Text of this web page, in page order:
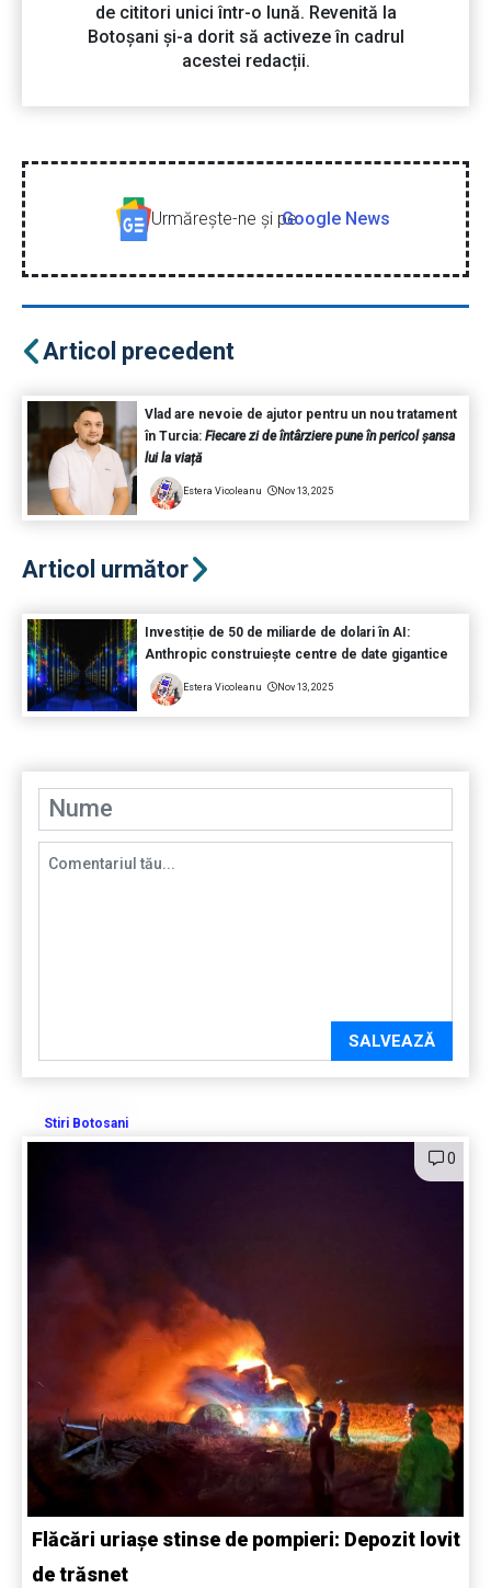
de cititori unici într-o lună. Revenită la
Botoșani și-a dorit să activeze în cadrul
acestei redacții.
Urmăreşte-ne şi peGoogle News
Articol precedent
Vlad are nevoie de ajutor pentru un nou tratament
în Turcia: Fiecare zi de întârziere pune în pericol șansa
lui la viață
Estera Vicoleanu Nov 13, 2025
Articol următor
Investiție de 50 de miliarde de dolari în AI:
Anthropic construiește centre de date gigantice
Estera Vicoleanu Nov 13, 2025
SALVEAZĂ
Stiri Botosani
0
Flăcări uriașe stinse de pompieri: Depozit lovit
de trăsnet